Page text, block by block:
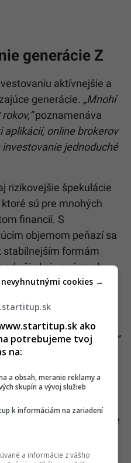
generácie Z
aktívnejšie a
generácie. „Mnohí
poznamenáva
aplikácií, online brokerov
jednoduché
rizikovejšie špekulácie
sú pre mnohých
financií. S
objemom peňazí sa
stabilnejším formám
či akcie známych
internetu, sledujú
sieťach a pre rady sa
finančných poradcov,“
Slovákov z generácie
svoje rezervy.
málo a doma často
ako
potrebujeme tvoj
na:
a obsah, meranie reklamy a
skupín a vývoj služieb
k informáciám na zariadení
a informácie z vášho
nevyhnutnými cookies →